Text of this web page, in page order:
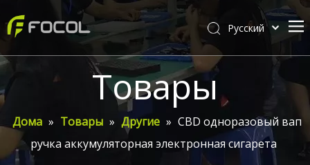
Товары
Настройка
Pусский
Товары
Дома » Товары » Другие » CBD одноразовый вап
ручка аккумуляторная электронная сигарета